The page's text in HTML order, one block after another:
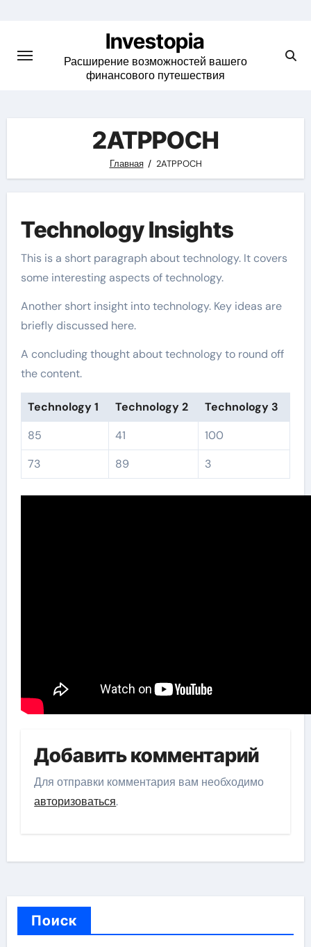
content
Investopia
Расширение возможностей вашего
финансового путешествия
2ATPPOCH
Главная 2ATPPOCH
Technology Insights
This is a short paragraph about technology. It covers
some interesting aspects of technology.
Another short insight into technology. Key ideas are
briefly discussed here.
A concluding thought about technology to round off
the content.
Technology 1 Technology 2
Technology 3
85
41
100
73
89 3
Добавить комментарий
Для отправки комментария вам необходимо
авторизоваться.
Поиск